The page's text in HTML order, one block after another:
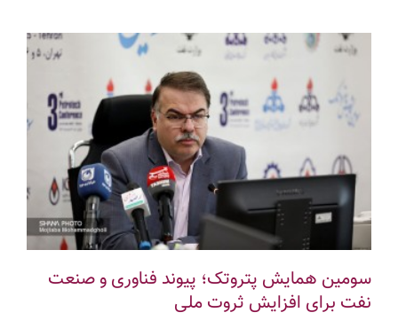
سومین همایش پتروتک؛ پیوند فناوری و صنعت
نفت برای افزایش ثروت ملی